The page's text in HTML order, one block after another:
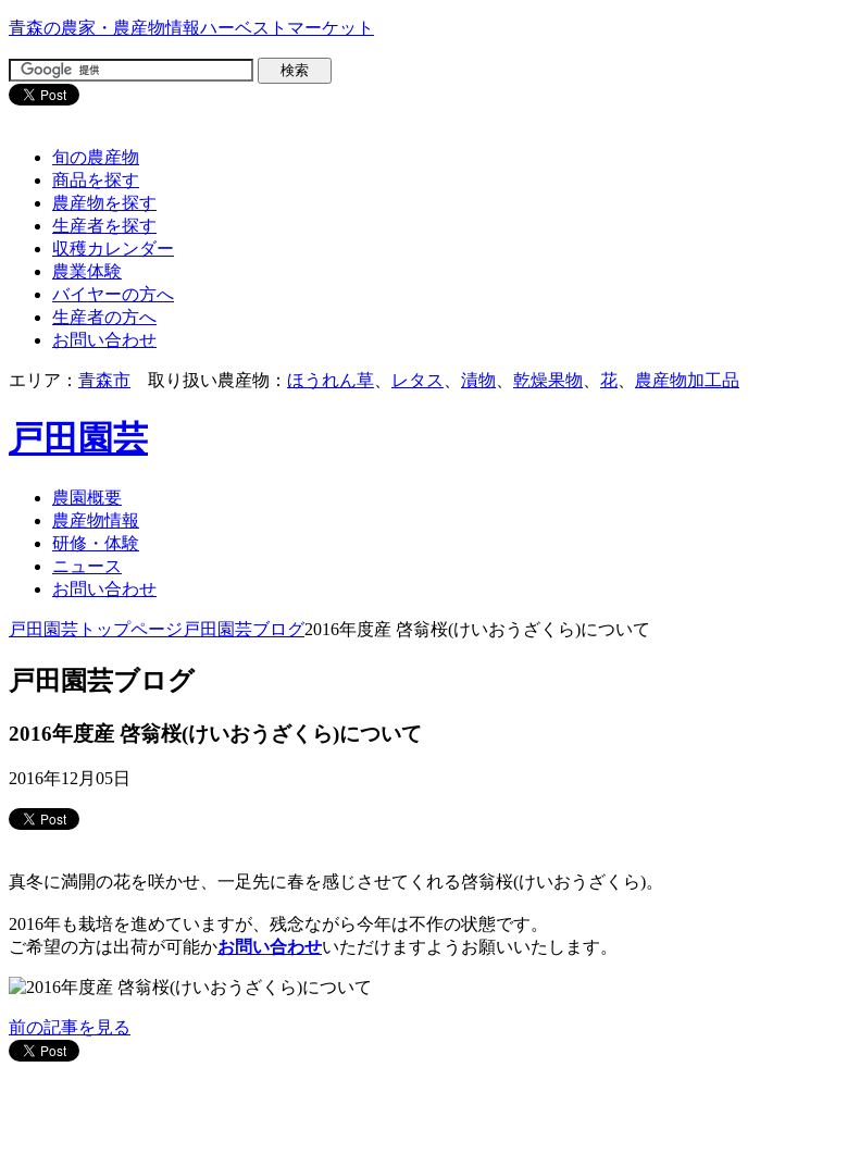
青森の農家・農産物情報ハーベストマーケット
旬の農産物
商品を探す
農産物を探す
生産者を探す
収穫カレンダー
農業体験
バイヤーの方へ
生産者の方へ
お問い合わせ
エリア： 青森市 取り扱い農産物： ほうれん草 レタス 漬物 乾燥果物 花 農産物加工品
戸田園芸
農園概要
農産物情報
研修・体験
ニュース
お問い合わせ
戸田園芸トップページ 戸田園芸ブログ2016年度産 啓翁桜(けいおうざくら)について
戸田園芸ブログ
2016年度産 啓翁桜(けいおうざくら)について
2016年12月05日
真冬に満開の花を咲かせ、一足先に春を感じさせてくれる啓翁桜(けいおうざくら)。
2016年も栽培を進めていますが、残念ながら今年は不作の状態です。
ご希望の方は出荷が可能かお問い合わせいただけますようお願いいたします。
前の記事を見る